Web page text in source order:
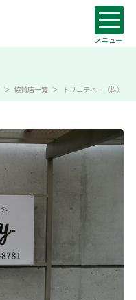
協賛店一覧 トリニティー（株）